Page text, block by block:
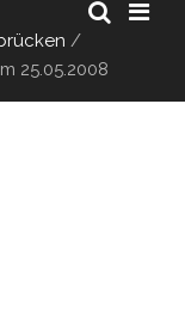
/
25.05.2008